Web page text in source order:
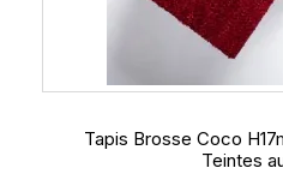
Tapis Brosse Coco
Teintes